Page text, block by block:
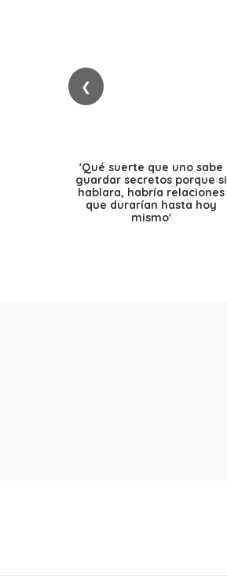
❮
'Qué suerte que uno sabe
guardar secretos porque si
hablara, habría relaciones
que durarían hasta hoy
mismo'